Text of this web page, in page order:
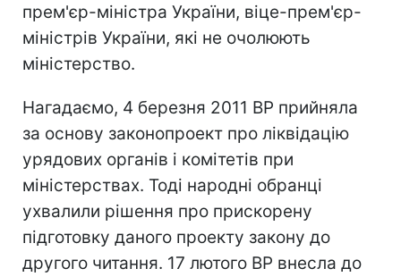
прем'єр-міністра України, віце-прем'єр-
міністрів України, які не очолюють
міністерство.
Нагадаємо, 4 березня 2011 ВР прийняла
за основу законопроект про ліквідацію
урядових органів і комітетів при
міністерствах. Тоді народні обранці
ухвалили рішення про прискорену
підготовку даного проекту закону до
другого читання. 17 лютого ВР внесла до